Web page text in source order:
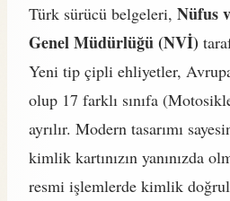
Türk sürücü belgeleri, Nüfus
Genel Müdürlüğü (NVİ)
Yeni tip çipli ehliyetler,
olup 17 farklı sınıfa
ayrılır. Modern tasarımı
kimlik kartınızın yanınızda
resmi işlemlerde kimlik